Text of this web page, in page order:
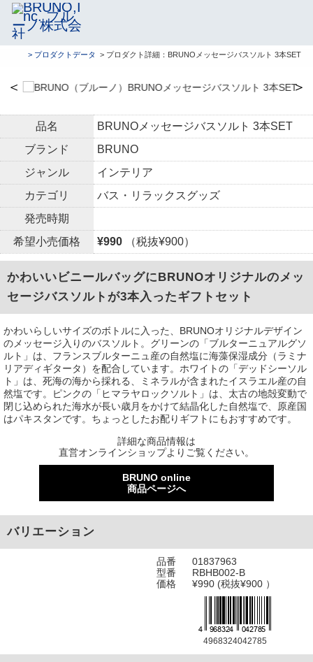
> プロダクトデータ > プロダクト詳細：BRUNOメッセージバスソルト 3本SET
＜ ＞
品名
BRUNOメッセージバスソルト 3本SET
ブランド
BRUNO
ジャンル
インテリア
カテゴリ
バス・リラックスグッズ
発売時期
希望小売価格
¥990 （税抜¥900）
かわいいビニールバッグにBRUNOオリジナルのメッ
セージバスソルトが3本入ったギフトセット
かわいらしいサイズのボトルに入った、BRUNOオリジナルデザイン
のメッセージ入りのバスソルト。グリーンの「ブルターニュアルグソ
ルト」は、フランスブルターニュ産の自然塩に海藻保湿成分（ラミナ
リアディギタータ）を配合しています。ホワイトの「デッドシーソル
ト」は、死海の海から採れる、ミネラルが含まれたイスラエル産の自
然塩です。ピンクの「ヒマラヤロックソルト」は、太古の地殻変動で
閉じ込められた海水が長い歳月をかけて結晶化した自然塩で、原産国
はパキスタンです。ちょっとしたお配りギフトにもおすすめです。
詳細な商品情報は
直営オンラインショップよりご覧ください。
BRUNO online
商品ページへ
バリエーション
品番
01837963
型番
RBHB002-B
価格
¥990 (税抜¥900 ）
4968324042785